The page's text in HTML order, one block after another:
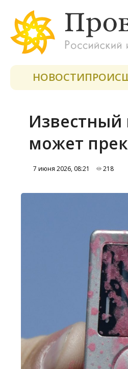
НОВОСТИ
Известный
может
7 июня 2026, 08:21 218